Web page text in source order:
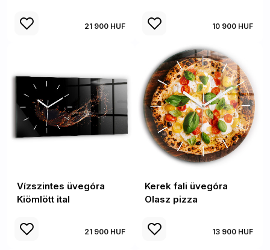
21 900 HUF 10 900 HUF
Vízszintes üvegóra
Kiömlött ital
21 900 HUF
Kerek fali üvegóra
Olasz pizza
13 900 HUF